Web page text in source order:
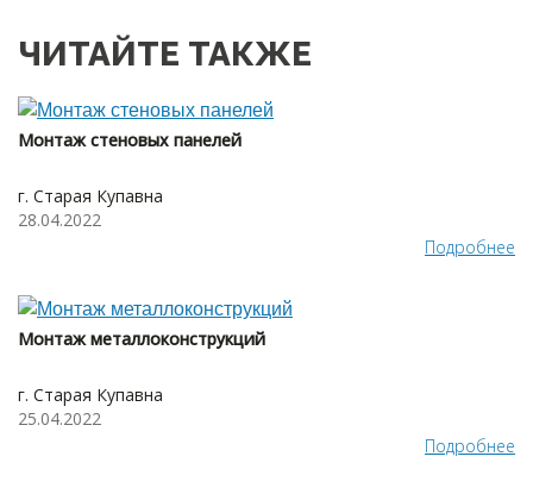
ЧИТАЙТЕ ТАКЖЕ
Монтаж стеновых панелей
г. Старая Купавна
28.04.2022
Подробнее
Монтаж металлоконструкций
г. Старая Купавна
25.04.2022
Подробнее